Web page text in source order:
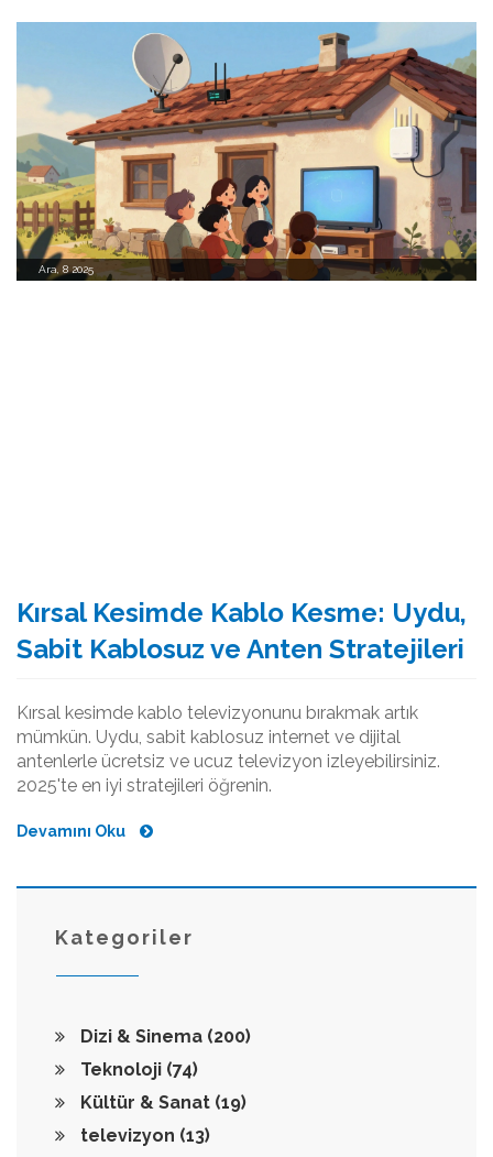
Ara, 8 2025
Kırsal Kesimde Kablo Kesme: Uydu,
Sabit Kablosuz ve Anten Stratejileri
Kırsal kesimde kablo televizyonunu bırakmak artık
mümkün. Uydu, sabit kablosuz internet ve dijital
antenlerle ücretsiz ve ucuz televizyon izleyebilirsiniz.
2025'te en iyi stratejileri öğrenin.
Devamını Oku
Kategoriler
Dizi & Sinema (200)
Teknoloji (74)
Kültür & Sanat (19)
televizyon (13)